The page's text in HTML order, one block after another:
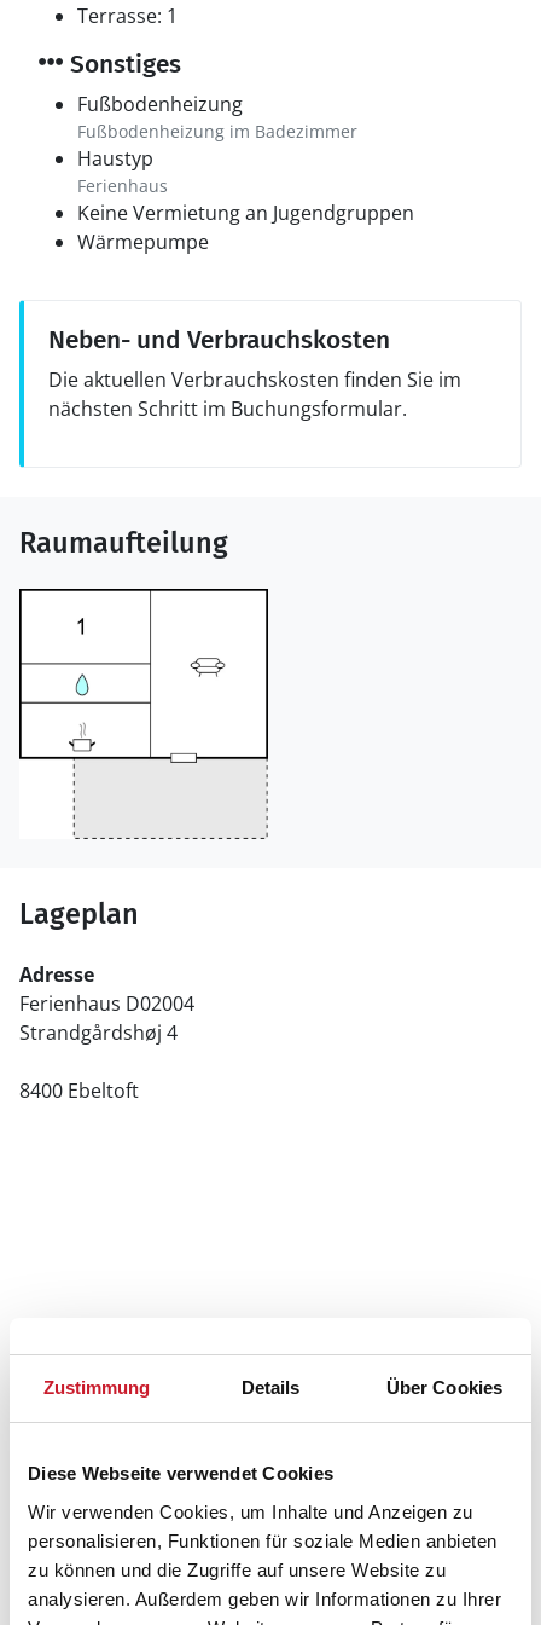
Zustimmung Details Über Cookies
Diese Webseite verwendet Cookies
Wir verwenden Cookies, um Inhalte und Anzeigen zu
personalisieren, Funktionen für soziale Medien anbieten
zu können und die Zugriffe auf unsere Website zu
analysieren. Außerdem geben wir Informationen zu Ihrer
Terrasse: 1
Sonstiges
Fußbodenheizung
Fußbodenheizung im Badezimmer
Haustyp
Ferienhaus
Keine Vermietung an Jugendgruppen
Wärmepumpe
Neben- und Verbrauchskosten
Die aktuellen Verbrauchskosten finden Sie im
nächsten Schritt im Buchungsformular.
Raumaufteilung
Lageplan
Adresse
Ferienhaus D02004
Strandgårdshøj 4
8400 Ebeltoft
Belegungskalender